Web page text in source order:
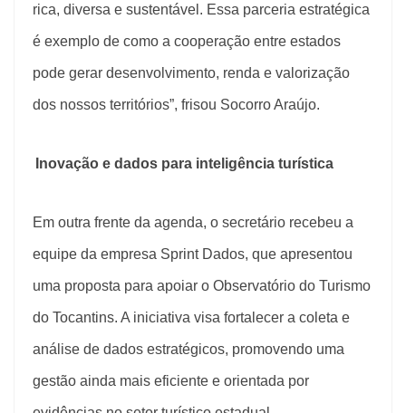
rica, diversa e sustentável. Essa parceria estratégica
é exemplo de como a cooperação entre estados
pode gerar desenvolvimento, renda e valorização
dos nossos territórios”, frisou Socorro Araújo.
Inovação e dados para inteligência turística
Em outra frente da agenda, o secretário recebeu a
equipe da empresa Sprint Dados, que apresentou
uma proposta para apoiar o Observatório do Turismo
do Tocantins. A iniciativa visa fortalecer a coleta e
análise de dados estratégicos, promovendo uma
gestão ainda mais eficiente e orientada por